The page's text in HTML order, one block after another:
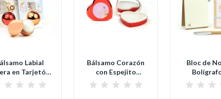
Labial
en Tarjetón
Bálsamo Corazón
con Espejito
Personalizado
para...
Bloc de